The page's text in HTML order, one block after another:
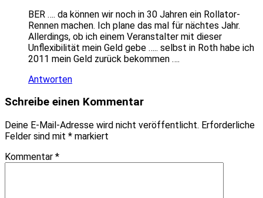
BER …. da können wir noch in 30 Jahren ein Rollator-
Rennen machen. Ich plane das mal für nächtes Jahr.
Allerdings, ob ich einem Veranstalter mit dieser
Unflexibilität mein Geld gebe ….. selbst in Roth habe ich
2011 mein Geld zurück bekommen ….
Antworten
Schreibe einen Kommentar
Deine E-Mail-Adresse wird nicht veröffentlicht. Erforderliche
Felder sind mit * markiert
Kommentar *